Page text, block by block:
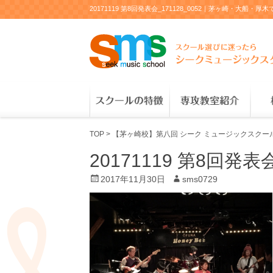
20171119 第8回発表会_171128_0052｜茅ヶ崎・大船・厚
TOP > 【茅ヶ崎校】第八回 シーク ミュージックスクー
20171119 第8回発表
P
o
e
o
2017年11月30日
A
u
h
o
r
sms0729